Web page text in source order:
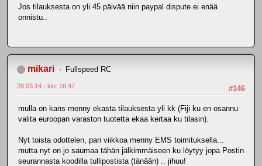
Jos tilauksesta on yli 45 päivää niin paypal dispute ei enää
onnistu..
mikari Fullspeed RC
#146
28.03.14 - klo: 16.47
mulla on kans menny ekasta tilauksesta yli kk (Fiji ku en osannu
valita euroopan varaston tuotetta ekaa kertaa ku tilasin).
Nyt toista odottelen, pari viikkoa menny EMS toimituksella...
mutta nyt on jo saumaa tähän jälkimmäiseen ku löytyy jopa Postin
seurannasta koodilla tullipostista (tänään) .. jihuu!